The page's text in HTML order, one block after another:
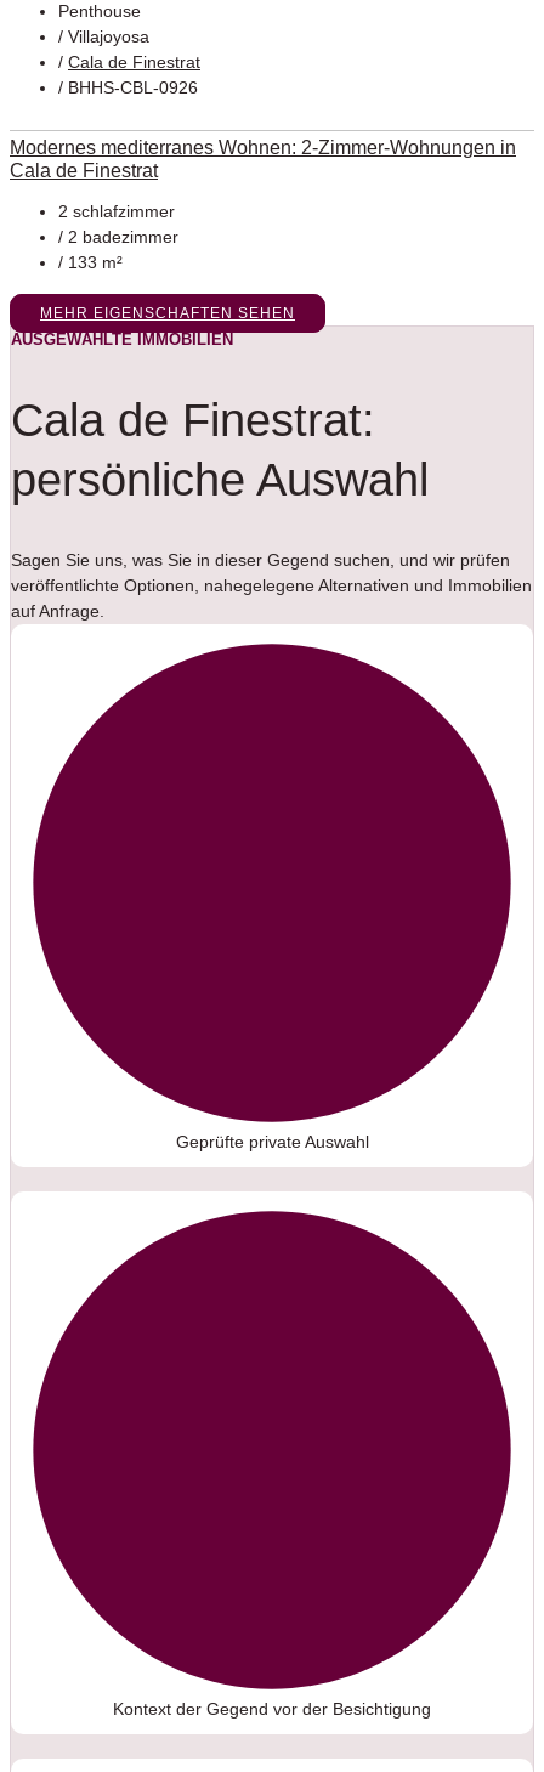
Penthouse
/ Villajoyosa
/ Cala de Finestrat
/ BHHS-CBL-0926
Modernes mediterranes Wohnen: 2-Zimmer-Wohnungen in
Cala de Finestrat
2 schlafzimmer
/ 2 badezimmer
/ 133 m²
MEHR EIGENSCHAFTEN SEHEN
AUSGEWÄHLTE IMMOBILIEN
Cala de Finestrat:
persönliche Auswahl
Sagen Sie uns, was Sie in dieser Gegend suchen, und wir prüfen
veröffentlichte Optionen, nahegelegene Alternativen und Immobilien
auf Anfrage.
Geprüfte private Auswahl
Kontext der Gegend vor der Besichtigung